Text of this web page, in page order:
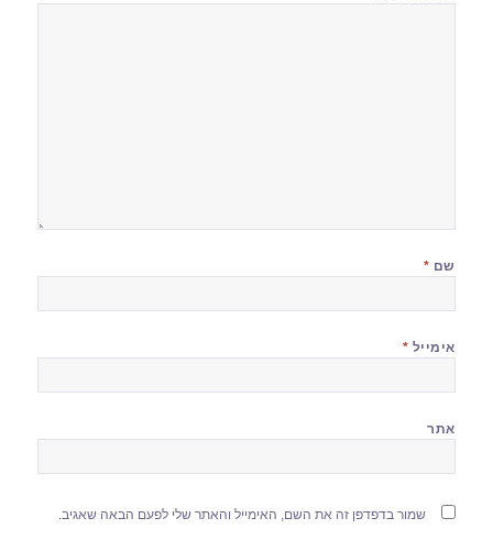
שם *
אימייל *
אתר
שמור בדפדפן זה את השם, האימייל והאתר שלי לפעם הבאה שאגיב.